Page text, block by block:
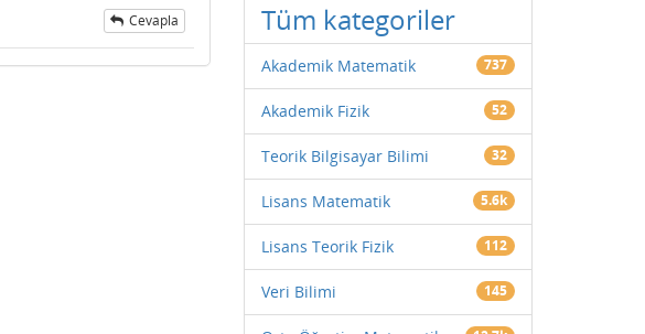
Cevapla Tüm kategoriler
Akademik Matematik 737
Akademik Fizik 52
Teorik Bilgisayar Bilimi 32
Lisans Matematik 5.6k
Lisans Teorik Fizik 112
Veri Bilimi 145